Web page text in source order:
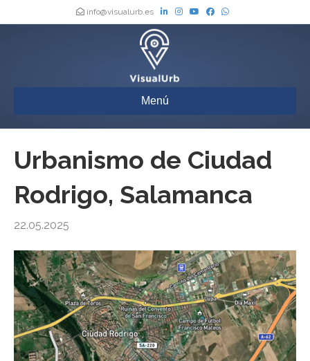
info@visualurb.es
Menú
Urbanismo de Ciudad
Rodrigo, Salamanca
22.05.2025